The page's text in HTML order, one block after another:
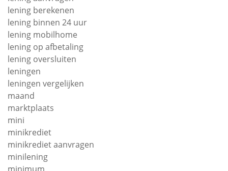
lening berekenen
lening binnen 24 uur
lening mobilhome
lening op afbetaling
lening oversluiten
leningen
leningen vergelijken
maand
marktplaats
mini
minikrediet
minikrediet aanvragen
minilening
minimum